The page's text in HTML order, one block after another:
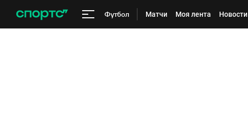
Футбол Матчи Моя лента Новости